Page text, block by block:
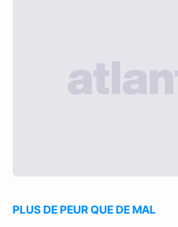
PLUS DE PEUR QUE DE MAL